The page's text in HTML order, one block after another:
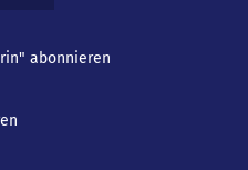
abonnieren